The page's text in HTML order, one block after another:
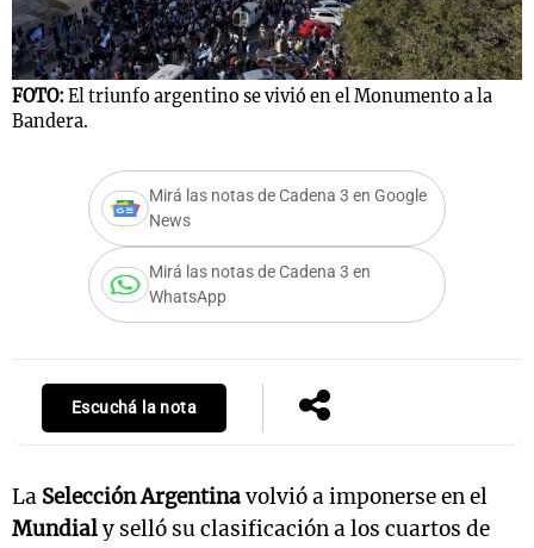
FOTO: El triunfo argentino se vivió en el Monumento a la
Bandera.
Mirá las notas de Cadena 3 en Google
News
Mirá las notas de Cadena 3 en
WhatsApp
Escuchá la nota
La Selección Argentinavolvió a imponerse en el
Mundialy selló su clasificación a los cuartos de